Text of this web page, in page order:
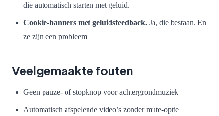
die automatisch starten met geluid.
Cookie-banners met geluidsfeedback. Ja, die bestaan. En
ze zijn een probleem.
Veelgemaakte fouten
Geen pauze- of stopknop voor achtergrondmuziek
Automatisch afspelende video’s zonder mute-optie